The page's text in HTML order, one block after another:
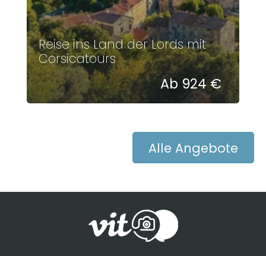
Reise ins Land der Lords mit
Corsicatours
Ab 924 €
Alle Angebote